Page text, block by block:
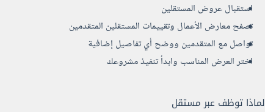
استقبال عروض المستقلين
تصفح معارض الأعمال وتقييمات المستقلين المتقدمين
تواصل مع المتقدمين ووضح أي تفاصيل إضافية
اختر العرض المناسب وابدأ تنفيذ مشروعك
لماذا توظف عبر مستقل